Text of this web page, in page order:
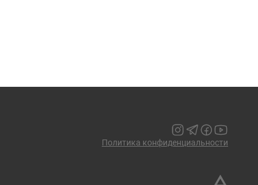
Политика конфиденциальности